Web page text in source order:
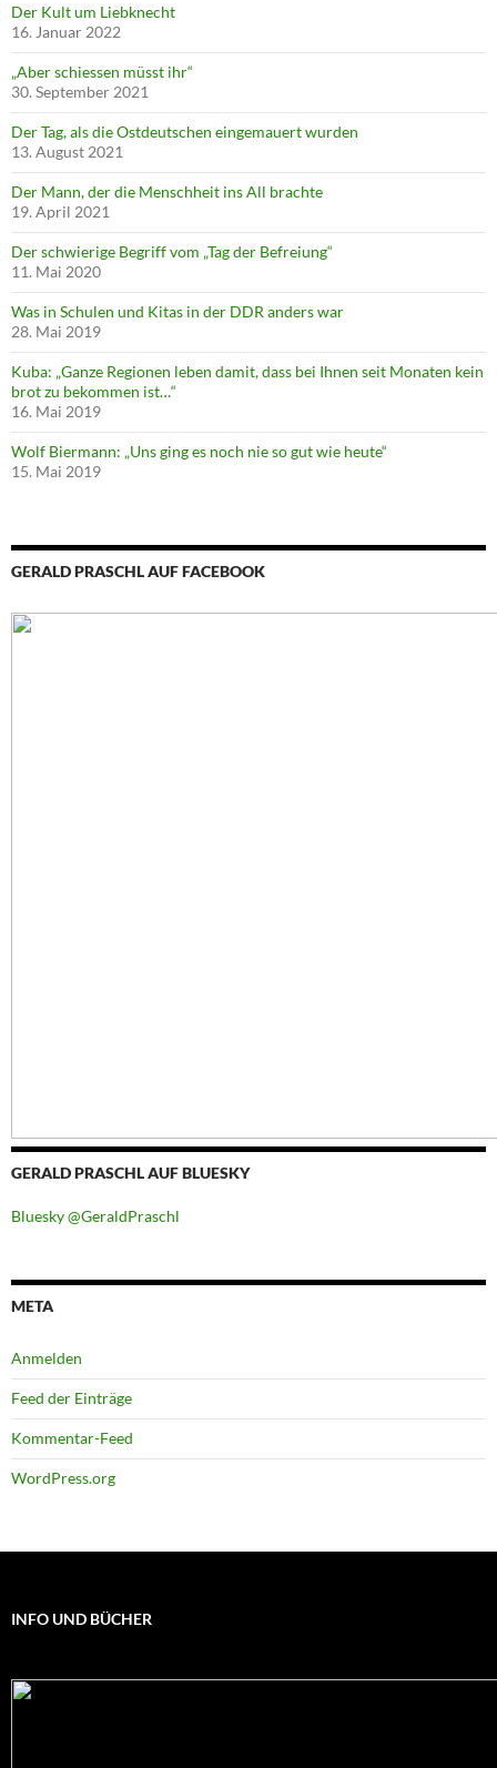
Der Kult um Liebknecht
16. Januar 2022
„Aber schiessen müsst ihr“
30. September 2021
Der Tag, als die Ostdeutschen eingemauert wurden
13. August 2021
Der Mann, der die Menschheit ins All brachte
19. April 2021
Der schwierige Begriff vom „Tag der Befreiung“
11. Mai 2020
Was in Schulen und Kitas in der DDR anders war
28. Mai 2019
Kuba: „Ganze Regionen leben damit, dass bei Ihnen seit Monaten kein
brot zu bekommen ist…“
16. Mai 2019
Wolf Biermann: „Uns ging es noch nie so gut wie heute“
15. Mai 2019
GERALD PRASCHL AUF FACEBOOK
GERALD PRASCHL AUF BLUESKY
Bluesky @GeraldPraschl
META
Anmelden
Feed der Einträge
Kommentar-Feed
WordPress.org
INFO UND BÜCHER